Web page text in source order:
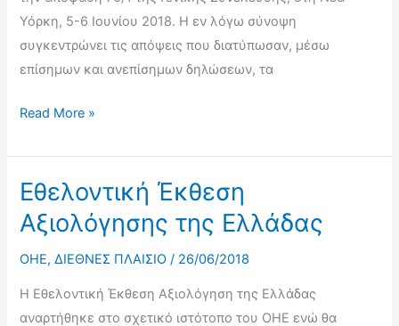
Μαίου
2018
Υόρκη, 5-6 Ιουνίου 2018. Η εν λόγω σύνοψη
συγκεντρώνει τις απόψεις που διατύπωσαν, μέσω
επίσημων και ανεπίσημων δηλώσεων, τα
Φόρουμ
Εταίρων
για
Επιστήμη,
Τεχνολογία
Read More »
Εθελοντική Έκθεση
Αξιολόγησης της Ελλάδας
OHE,ΔΙΕΘΝΕΣ ΠΛΑΙΣΙΟ / 26/06/2018
Η Εθελοντική Έκθεση Αξιολόγηση της Ελλάδας
αναρτήθηκε στο σχετικό ιστότοπο του ΟΗΕ ενώ θα